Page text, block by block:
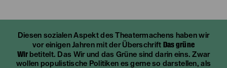
Diesen sozialen Aspekt des Theatermachens haben wir
vor einigen Jahren mit der Überschrift Das grüne
Wir betitelt. Das Wir und das Grüne sind darin eins. Zwar
wollen populistische Politiken es gerne so darstellen, als